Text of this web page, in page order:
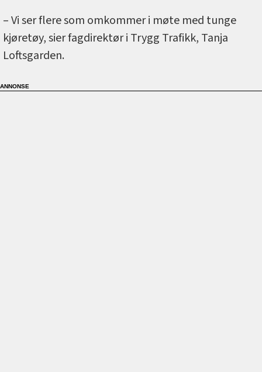
– Vi ser flere som omkommer i møte med tunge
kjøretøy, sier fagdirektør i Trygg Trafikk, Tanja
Loftsgarden.